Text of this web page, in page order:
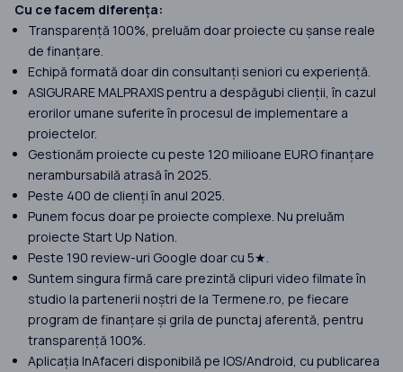
Cu ce facem diferența:
Transparență 100%, preluăm doar proiecte cu șanse reale
de finanțare.
Echipă formată doar din consultanți seniori cu experiență.
ASIGURARE MALPRAXIS pentru a despăgubi clienții, în cazul
erorilor umane suferite în procesul de implementare a
proiectelor.
Gestionăm proiecte cu peste 120 milioane EURO finanțare
nerambursabilă atrasă în 2025.
Peste 400 de clienți în anul 2025.
Punem focus doar pe proiecte complexe. Nu preluăm
proiecte Start Up Nation.
Peste 190 review-uri Google doar cu 5★.
Suntem singura firmă care prezintă clipuri video filmate în
studio la partenerii noștri de la Termene.ro, pe fiecare
program de finanțare și grila de punctaj aferentă, pentru
transparență 100%.
Aplicația InAfaceri disponibilă pe IOS/Android, cu publicarea